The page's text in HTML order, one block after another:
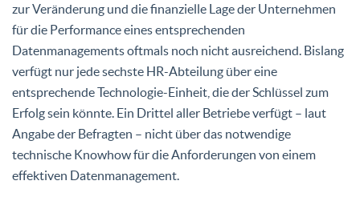
zur Veränderung und die finanzielle Lage der Unternehmen
für die Performance eines entsprechenden
Datenmanagements oftmals noch nicht ausreichend. Bislang
verfügt nur jede sechste HR-Abteilung über eine
entsprechende Technologie-Einheit, die der Schlüssel zum
Erfolg sein könnte. Ein Drittel aller Betriebe verfügt – laut
Angabe der Befragten – nicht über das notwendige
technische Knowhow für die Anforderungen von einem
effektiven Datenmanagement.